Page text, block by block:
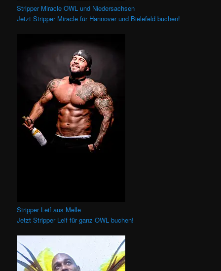
Stripper Miracle OWL und Niedersachsen
Jetzt Stripper Miracle für Hannover und Bielefeld buchen!
Stripper Leif aus Melle
Jetzt Stripper Leif für ganz OWL buchen!